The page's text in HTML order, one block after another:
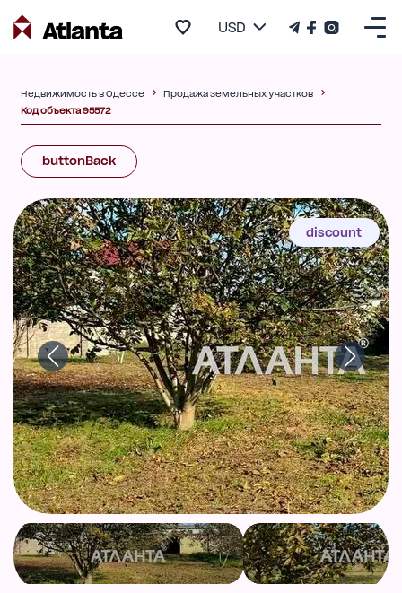
USD
Недвижимость в Одессе
Продажа земельных участков
Код объекта 95572
buttonBack
discount